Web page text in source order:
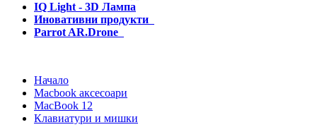
IQ Light - 3D Лампа
Иновативни продукти
Parrot AR.Drone
Начало
Macbook аксесоари
MacBook 12
Клавиатури и мишки